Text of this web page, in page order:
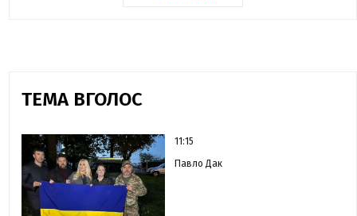
ТЕМА ВГОЛОС
11:15
Павло Дак